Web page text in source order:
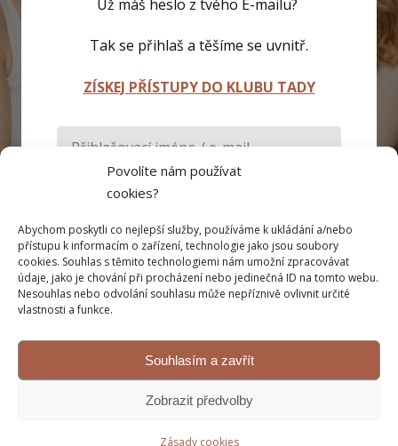
Povolíte nám používat
cookies?
Abychom poskytli co nejlepší služby, používáme k ukládání a/nebo
přístupu k informacím o zařízení, technologie jako jsou soubory
cookies. Souhlas s těmito technologiemi nám umožní zpracovávat
údaje, jako je chování při procházení nebo jedinečná ID na tomto webu.
Nesouhlas nebo odvolání souhlasu může nepříznivě ovlivnit určité
vlastnosti a funkce.
Souhlasím a zavřít
Zobrazit předvolby
Zásady cookies
Už máš heslo z tvého E-mailu?
Tak se přihlaš a těšíme se uvnitř.
ZÍSKEJ PŘÍSTUPY DO KLUBU TADY
Pamatovat si mě
Přihlásit se
Zapomněli jste heslo?